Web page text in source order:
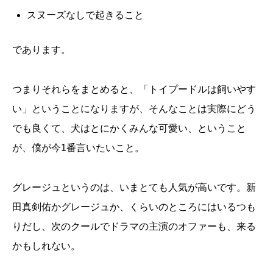
スヌーズなしで起きること
であります。
つまりそれらをまとめると、「トイプードルは飼いやす
い」ということになりますが、そんなことは実際にどう
でも良くて、犬はとにかくみんな可愛い、ということ
が、僕が今1番言いたいこと。
グレージュというのは、いまとても人気が高いです。新
田真剣佑かグレージュか、くらいのところにはいるつも
りだし、次のクールでドラマの主演のオファーも、来る
かもしれない。